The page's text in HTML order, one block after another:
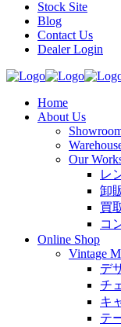
Stock Site
Blog
Contact Us
Dealer Login
Home
About Us
Our
レ
卸
買
コ
Online Shop
Vintage
デ
チ
キ
テ